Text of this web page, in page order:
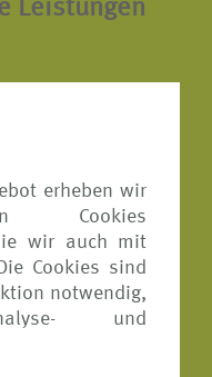
erheben wir
wir auch mit
Cookies sind
notwendig,
und
Leistungen